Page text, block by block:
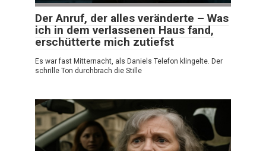
Der Anruf, der alles veränderte – Was
ich in dem verlassenen Haus fand,
erschütterte mich zutiefst
Es war fast Mitternacht, als Daniels Telefon klingelte. Der
schrille Ton durchbrach die Stille